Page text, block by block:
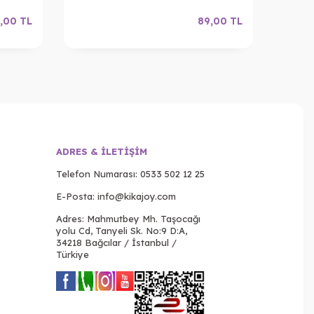
TL 89,00 TL
ADRES & İLETIŞIM
Telefon Numarası: 0533 502 12 25
E-Posta: info@kikajoy.com
Adres: Mahmutbey Mh. Taşocağı
yolu Cd, Tanyeli Sk. No:9 D:A,
34218 Bağcılar / İstanbul /
Türkiye